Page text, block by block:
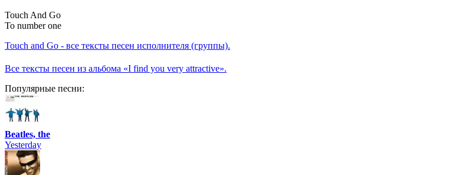
Touch And Go
To number one
Touch and Go - все тексты песен исполнителя (группы).
Все тексты песен из альбома «I find you very attractive».
Популярные песни:
Beatles, the
Yesterday